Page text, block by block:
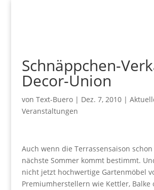
Schnäppchen-
Decor-Union
von Text-Buero| Dez. 7, 2010|
Veranstaltungen
Auch wenn die Terrassensaison
nächste Sommer kommt bestimmt.
nicht jetzt hochwertige Gartenmöbel
Premiumherstellern wie Kettler, Balke